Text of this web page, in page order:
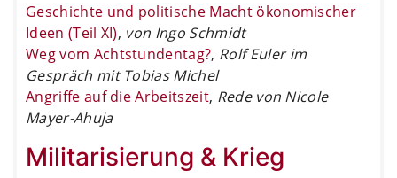
Geschichte und politische Macht ökonomischer
Ideen (Teil XI), von Ingo Schmidt
Weg vom Achtstundentag?, Rolf Euler im
Gespräch mit Tobias Michel
Angriffe auf die Arbeitszeit, Rede von Nicole
Mayer-Ahuja
Militarisierung & Krieg